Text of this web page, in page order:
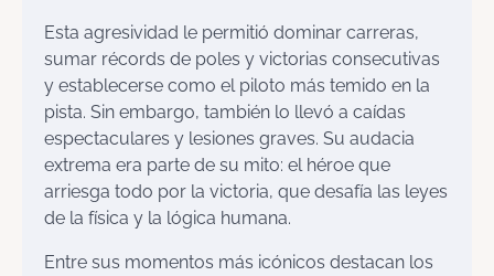
Esta agresividad le permitió dominar carreras,
sumar récords de poles y victorias consecutivas
y establecerse como el piloto más temido en la
pista. Sin embargo, también lo llevó a caídas
espectaculares y lesiones graves. Su audacia
extrema era parte de su mito: el héroe que
arriesga todo por la victoria, que desafía las leyes
de la física y la lógica humana.
Entre sus momentos más icónicos destacan los